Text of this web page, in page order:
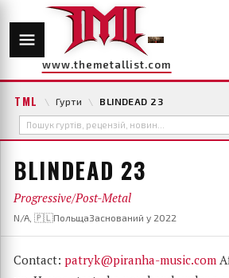
www.themetallist.com
TML \ Гурти \ BLINDEAD 23
BLINDEAD 23
Progressive/Post-Metal
N/A, 🇵🇱ПольщаЗаснований у 2022
Contact: patryk@piranha-music.com